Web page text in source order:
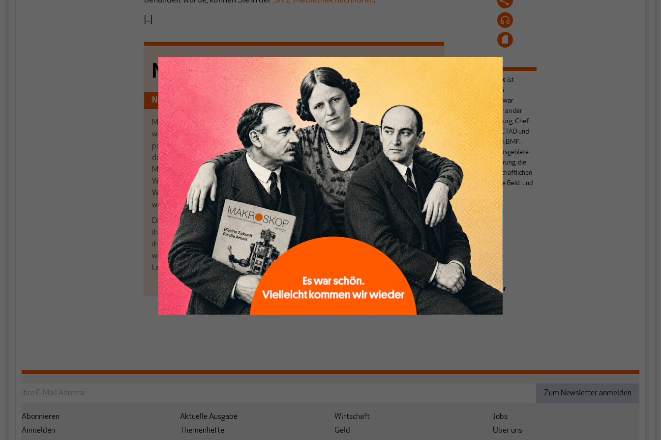
[...]
Nichts schreibt sich von allein!
Nur für Abonnenten
MAKROSKOP analysiert
wirtschaftspolitische Themen aus einer
postkeynesianischen Perspektive und ist
damit in Deutschland einzigartig.
MAKROSKOP steht für das große Ganze.
Wir haben einen Blick auf Geld,
Wirtschaft und Politik, den Sie so
woanders nicht finden.
Dabei leben wir von unseren Autoren,
ihren Recherchen, ihrem Wissen und
ihrem Enthusiasmus. Gemeinsam scheren
wir aus den schmaler werdenden
Leitplanken des Denkens aus.
Wir verlassen die journalistische
Filterblase, in der sich viele eingerichtet
haben. Wir öffnen Fenster und bringen
frische Luft in die engen und verstaubten
Debattenräume.
Brauchen Sie auch frische Luft? Dann
folgen Sie einfach dem Button.
ABONNIEREN SIE MAKROSKOP
Schon Abonnent? Dann hiereinloggen!
Heiner Flassbeck ist
Mitbegründer von
MAKROSKOP.Er war
Honorarprofessor an der
Universität Hamburg, Chef-
Volkswirt der UNCTAD und
Staatssekretär im BMF.
Seine Hauptarbeitsgebiete
sind die Globalisierung, die
Theorie der wirtschaftlichen
Entwicklung sowie Geld- und
Währungstheorie.
Grundlagen einer
relevanten
Ökonomik
Abonnieren
Anmelden
Aktuelle Ausgabe
Themenhefte
Wirtschaft
Geld
Jobs
Über uns